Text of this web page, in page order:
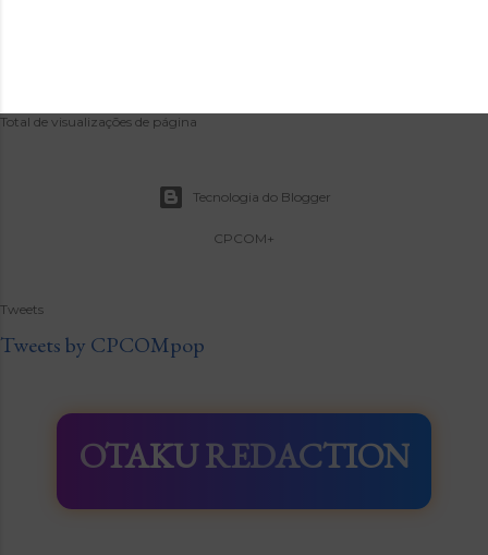
Total de visualizações de página
Tecnologia do Blogger
CPCOM+
Tweets
Tweets by CPCOMpop
OTAKU REDACTION